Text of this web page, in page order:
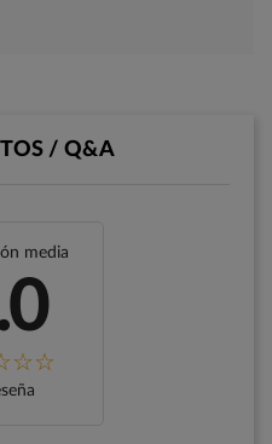
/ Q&A
media